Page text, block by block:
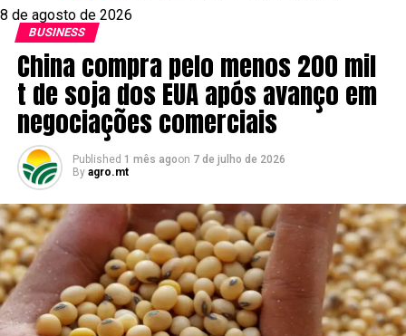
8 de agosto de 2026
BUSINESS
China compra pelo menos 200 mil
t de soja dos EUA após avanço em
negociações comerciais
Published 1 mês agoon 7 de julho de 2026
By agro.mt